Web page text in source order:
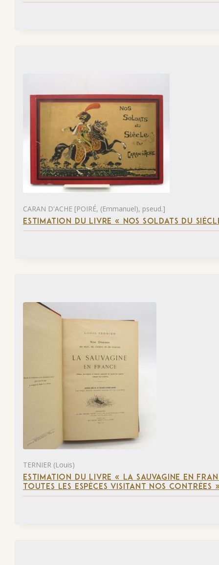
CARAN D'ACHE [POIRÉ, (Emmanuel), pseud.]
ESTIMATION DU LIVRE « NOS SOLDATS DU
TERNIER (Louis)
ESTIMATION DU LIVRE « LA SAUVAGINE EN
TOUTES LES ESPÈCES VISITANT NOS CONTRÉES